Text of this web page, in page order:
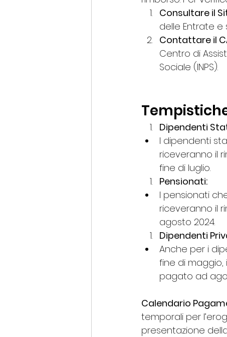
Consultare il
delle Entrate e
Contattare il
Centro di
Sociale (INPS).
Dipendenti
I dipendenti
riceveranno il
fine di luglio.
Pensionati:
I pensionati
riceveranno il
agosto 2024.
Dipendenti
Anche per i
fine di
pagato ad
Calendario
temporali per
presentazione